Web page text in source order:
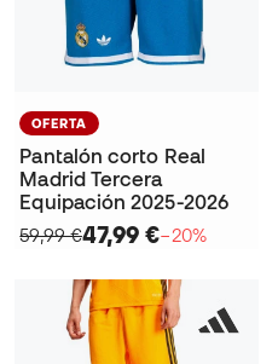
OFERTA
Pantalón corto Real
Madrid Tercera
Equipación 2025-2026
59,99 €47,99 €−20%